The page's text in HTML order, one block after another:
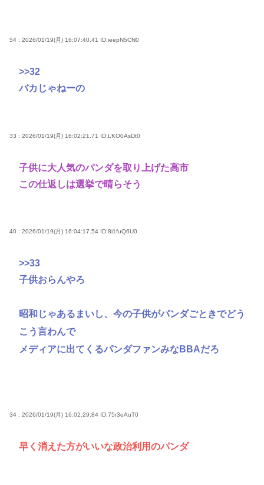
54 : 2026/01/19(月) 16:07:40.41 ID:ieepN5CN0
>>32
バカじゃねーの
33 : 2026/01/19(月) 16:02:21.71 ID:LKO0AsDt0
子供に大人気のパンダを取り上げた高市
この仕返しは選挙で晴らそう
40 : 2026/01/19(月) 16:04:17.54 ID:8i1fuQ6U0
>>33
子供おらんやろ
昭和じゃあるまいし、今の子供がパンダごときでどう
こう言わんで
メディアに出てくるパンダファンみなBBAだろ
34 : 2026/01/19(月) 16:02:29.84 ID:75r3eAuT0
早く消えた方がいいな政治利用のパンダ